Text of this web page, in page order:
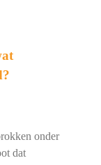
onder
dat